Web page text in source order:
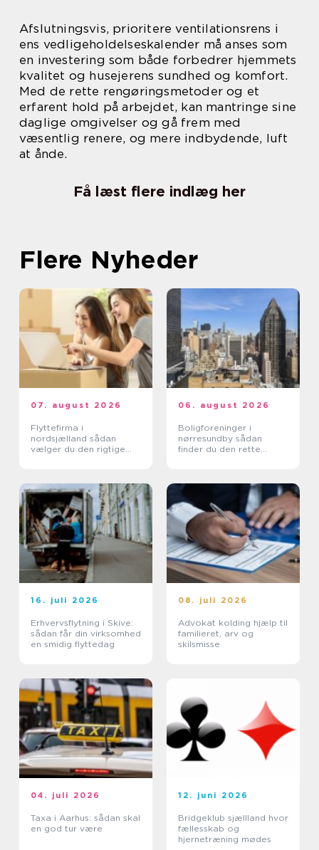
Afslutningsvis, prioritere ventilationsrens i
ens vedligeholdelseskalender må anses som
en investering som både forbedrer hjemmets
kvalitet og husejerens sundhed og komfort.
Med de rette rengøringsmetoder og et
erfarent hold på arbejdet, kan mantringe sine
daglige omgivelser og gå frem med
væsentlig renere, og mere indbydende, luft
at ånde.
Få læst flere indlæg her
Flere Nyheder
07. august 2026
Flyttefirma i
nordsjælland sådan
vælger du den rigtige
06. august 2026
Boligforeninger i
nørresundby sådan
finder du den rette
16. juli 2026
Erhvervsflytning i Skive:
sådan får din virksomhed
en smidig flyttedag
08. juli 2026
Advokat kolding hjælp til
familieret, arv og
skilsmisse
04. juli 2026
Taxa i Aarhus: sådan skal
en god tur være
12. juni 2026
Bridgeklub sjællland hvor
fællesskab og
hjernetræning mødes